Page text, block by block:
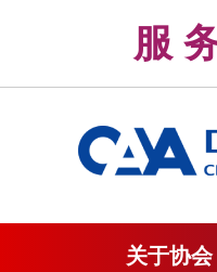
服
关于协会